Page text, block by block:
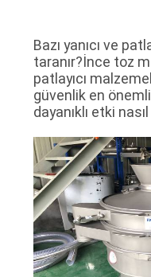
BIR
TEKLIF
ISTEĞI
SITE
HARITASI
GIZLILIK
POLITIKASI
Bazı yanıcı ve
taranır?İnce toz
patlayıcı
güvenlik en
dayanıklı etki